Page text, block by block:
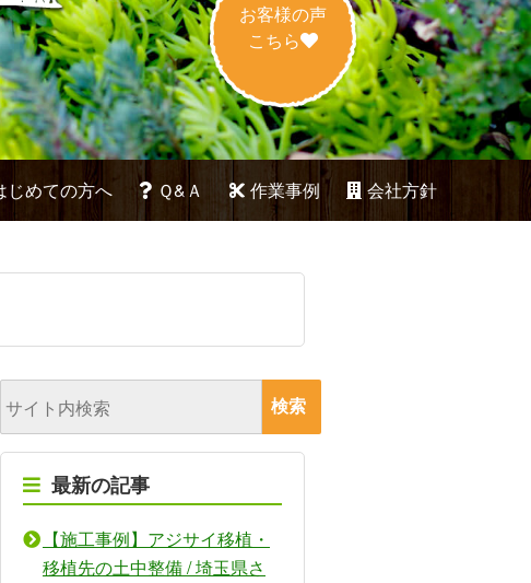
お客様の声
こちら
じめての方へ Ｑ&Ａ 作業事例 会社方針
最新の記事
【施工事例】アジサイ移植・
移植先の土中整備 / 埼玉県さ